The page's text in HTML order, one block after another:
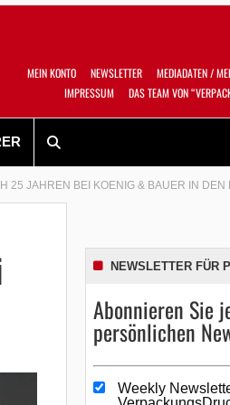
MEIN KONTO NEWSLETTER MEDIADATEN /
IMPRESSUM
DAS TEAM VON
25 JAHREN BEI KOENIG & BAUER IN DEN
NEWSLETTER FÜR
Abonnieren Sie
persönlichen
Weekly